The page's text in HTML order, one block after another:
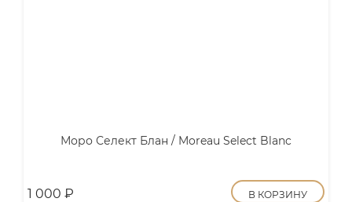
Моро Селект Блан / Moreau Select Blanc
1 000 ₽ В КОРЗИНУ